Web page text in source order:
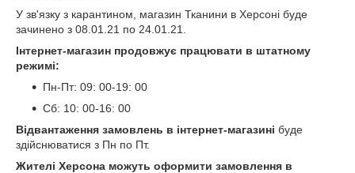
У зв'язку з карантином, магазин Тканини в Херсоні буде
зачинено з 08.01.21 по 24.01.21.
Інтернет-магазин продовжує працювати в штатному
режимі:
Пн-Пт: 09: 00-19: 00
Сб: 10: 00-16: 00
Відвантаження замовлень в інтернет-магазині буде
здійснюватися з Пн по Пт.
Жителі Херсона можуть оформити замовлення в